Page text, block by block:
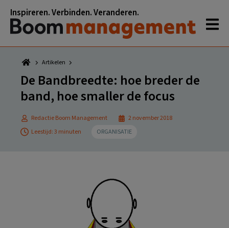
naar
hoofdnavigatie
naar
hoofd
inhoud
naar
eerste
sidebar
naar
voettekst
Inspireren. Verbinden. Veranderen.
Artikelen
De Bandbreedte: hoe breder de
band, hoe smaller de focus
Redactie Boom Management
2 november 2018
Leestijd: 3 minuten
ORGANISATIE